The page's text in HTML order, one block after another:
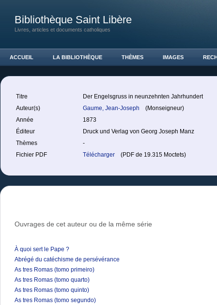
Bibliothèque Saint Libère
Livres, articles et documents catholiques
ACCUEIL LA BIBLIOTHÈQUE THÈMES IMAGES
Titre
Der Engelsgruss in neunzehnten Jahrhundert
Auteur(s)
Gaume, Jean-Joseph
(Monseigneur)
Année
1873
Éditeur
Druck und Verlag von Georg Joseph Manz
Thèmes
-
Fichier PDF
Télécharger (PDF de 19.315 Moctets)
Ouvrages de cet auteur ou de la même série
À quoi sert le Pape ?
Abrégé du catéchisme de persévérance
As tres Romas (tomo primeiro)
As tres Romas (tomo quarto)
As tres Romas (tomo quinto)
As tres Romas (tomo segundo)